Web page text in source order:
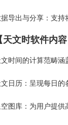
导出与分享：支持
天文时软件内容
文时间的计算范畴涵
文日历：呈现每日的
图库：为用户提供